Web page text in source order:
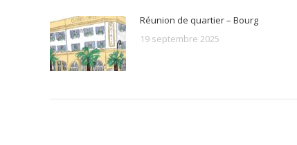
Réunion de quartier – Bourg
19 septembre 2025